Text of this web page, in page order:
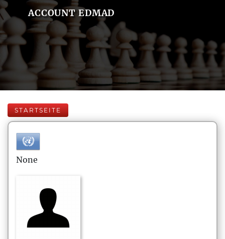
ACCOUNT EDMAD
STARTSEITE
None